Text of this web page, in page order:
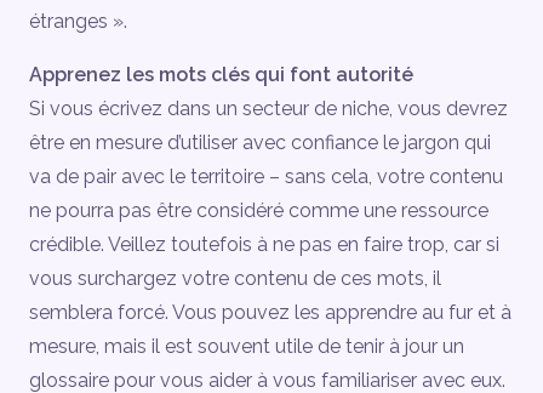
étranges ».
Apprenez les mots clés qui font autorité
Si vous écrivez dans un secteur de niche, vous devrez
être en mesure d’utiliser avec confiance le jargon qui
va de pair avec le territoire – sans cela, votre contenu
ne pourra pas être considéré comme une ressource
crédible. Veillez toutefois à ne pas en faire trop, car si
vous surchargez votre contenu de ces mots, il
semblera forcé. Vous pouvez les apprendre au fur et à
mesure, mais il est souvent utile de tenir à jour un
glossaire pour vous aider à vous familiariser avec eux.